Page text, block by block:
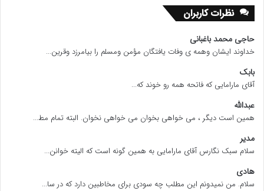
نظرات کاربران
حاجی محمد باغبانی
خداوند ایشان وهمه ی وفات یافتگان مؤمن ومسلم را بیامرزد وقرین...
بابک
آقای مارامایی که فاتحه همه رو خوند که...
عبدالله
همین است دیگر ، می خواهی بخوان می خواهی نخوان. البته تمام مط...
مدیر
سلام سبک نگارس آقای مارامایی به همین گونه است که الیته خوانن...
هادی
سلام. من نمیدونم این مطلب چه سودی برای مخاطبین دارد که در سا...